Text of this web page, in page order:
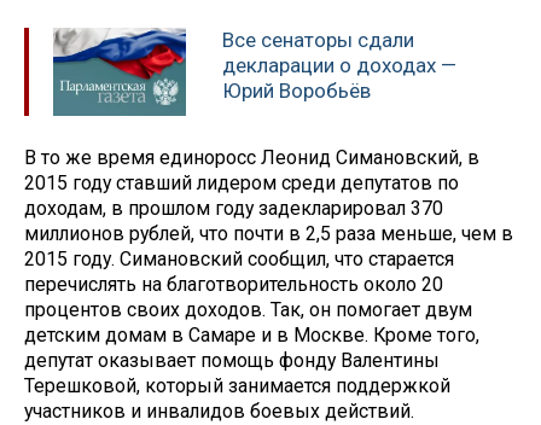
Все сенаторы сдали
декларации о доходах —
Юрий Воробьёв
В то же время единоросс Леонид Симановский, в
2015 году ставший лидером среди депутатов по
доходам, в прошлом году задекларировал 370
миллионов рублей, что почти в 2,5 раза меньше, чем в
2015 году. Симановский сообщил, что старается
перечислять на благотворительность около 20
процентов своих доходов. Так, он помогает двум
детским домам в Самаре и в Москве. Кроме того,
депутат оказывает помощь фонду Валентины
Терешковой, который занимается поддержкой
участников и инвалидов боевых действий.